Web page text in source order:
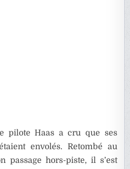
pilote Haas a cru que ses
envolés. Retombé au
passage hors-piste, il s’est